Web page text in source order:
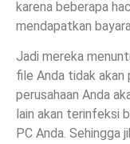
karena beberapa
mendapatkan
Jadi mereka
file Anda tidak akan
perusahaan Anda
lain akan terinfeksi
PC Anda. Sehingga